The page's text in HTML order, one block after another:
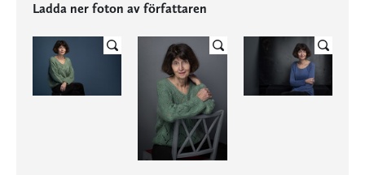
Ladda ner foton av författaren